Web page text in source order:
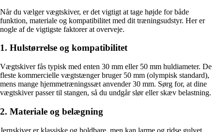
Når du vælger vægtskiver, er det vigtigt at tage højde for både
funktion, materiale og kompatibilitet med dit træningsudstyr. Her er
nogle af de vigtigste faktorer at overveje.
1. Hulstørrelse og kompatibilitet
Vægtskiver fås typisk med enten 30 mm eller 50 mm huldiameter. De
fleste kommercielle vægtstænger bruger 50 mm (olympisk standard),
mens mange hjemmetræningssæt anvender 30 mm. Sørg for, at dine
vægtskiver passer til stangen, så du undgår slør eller skæv belastning.
2. Materiale og belægning
Jernskiver er klassiske og holdbare, men kan larme og ridse gulvet.